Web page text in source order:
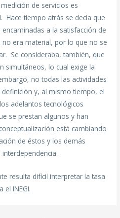
de servicios es
Hace tiempo atrás se decía que
a la satisfacción de
era material, por lo que no se
Se consideraba, también, que
simultáneos, lo cual exige la
no todas las actividades
y, al mismo tiempo, el
adelantos tecnológicos
se prestan algunos y han
está cambiando
de éstos y los demás
resulta difícil interpretar la tasa
el INEGI.